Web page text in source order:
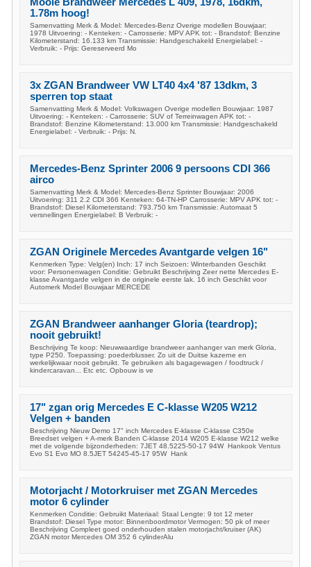
1.78m hoog!
Samenvatting Merk & Model: Mercedes-Benz Overige modellen Bouwjaar:
1978 Uitvoering: - Kenteken: - Carrosserie: MPV APK tot: - Brandstof: Benzine
Kilometerstand: 16.133 km Transmissie: Handgeschakeld Energielabel: -
Verbruik: - Prijs: Gereserveerd Mo
3x ZGAN Brandweer VW LT40 4x4 '87 13dkm, 3
sperren top staat
Samenvatting Merk & Model: Volkswagen Overige modellen Bouwjaar: 1987
Uitvoering: - Kenteken: - Carrosserie: SUV of Terreinwagen APK tot: -
Brandstof: Benzine Kilometerstand: 13.000 km Transmissie: Handgeschakeld
Energielabel: - Verbruik: - Prijs: N.
Mercedes-Benz Sprinter 2006 9 persoons CDI 366
airco
Samenvatting Merk & Model: Mercedes-Benz Sprinter Bouwjaar: 2006
Uitvoering: 311 2.2 CDI 366 Kenteken: 64-TN-HP Carrosserie: MPV APK tot: -
Brandstof: Diesel Kilometerstand: 793.750 km Transmissie: Automaat 5
versnellingen Energielabel: B Verbruik: -
ZGAN Originele Mercedes Avantgarde velgen 16"
Kenmerken Type: Velg(en) Inch: 17 inch Seizoen: Winterbanden Geschikt
voor: Personenwagen Conditie: Gebruikt Beschrijving Zeer nette Mercedes E-
klasse Avantgarde velgen in de originele eerste lak. 16 inch Geschikt voor
Automerk Model Bouwjaar MERCEDE
ZGAN Brandweer aanhanger Gloria (teardrop);
nooit gebruikt!
Beschrijving Te koop: Nieuwwaardige brandweer aanhanger van merk Gloria,
type P250. Toepassing: poederblusser. Zo uit de Duitse kazerne en
werkelijkwaar nooit gebruikt. Te gebruiken als bagagewagen / foodtruck /
kindercaravan... Etc etc. Opbouw is ve
17" zgan orig Mercedes E C-klasse W205 W212
Velgen + banden
Beschrijving Nieuw Demo 17" inch Mercedes E-klasse C-klasse C350e
Breedset velgen + A-merk Banden C-klasse 2014 W205 E-klasse W212 welke
met de volgende bijzonderheden: 7JET 48.5225-50-17 94W Hankook Ventus
Evo S1 Evo MO 8.5JET 54245-45-17 95W Hank
Motorjacht / Motorkruiser met ZGAN Mercedes
motor 6 cylinder
Kenmerken Conditie: Gebruikt Materiaal: Staal Lengte: 9 tot 12 meter
Brandstof: Diesel Type motor: Binnenboordmotor Vermogen: 50 pk of meer
Beschrijving Compleet goed onderhouden stalen motorjacht/kruiser (AK)
ZGAN motor Mercedes OM 352 6 cylinderAlu